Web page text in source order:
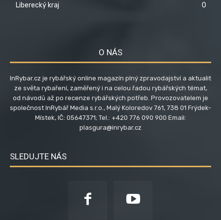
Liberecký kraj
0
O NÁS
InRybar.cz je rybářský online magazín plný zpravodajství a aktualit
ze světa rybaření, zaměřený i na celou řadou rybářských témat,
od návodů až po recenze rybářských potřeb. Provozovatelem je
společnost InRybář Media s.r.o., Malý Koloredov 761, 738 01 Frýdek-
Místek, IČ: 05647371; Tel.: +420 776 090 900 Email:
plasgura@inrybar.cz
SLEDUJTE NÁS